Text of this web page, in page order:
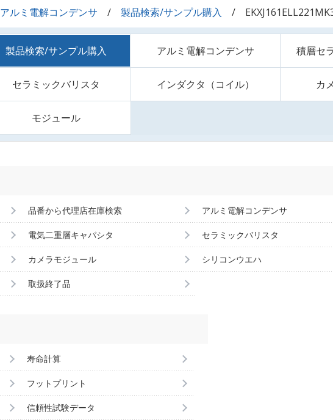
アルミ電解コンデンサ 製品検索/サンプル購入
製品検索/サンプル購入 アルミ電解コンデンサ 積層セ
セラミックバリスタ インダクタ（コイル） カ
モジュール
品番から代理店在庫検索 アルミ電解コンデンサ
電気二重層キャパシタ セラミックバリスタ
カメラモジュール シリコンウエハ
取扱終了品
寿命計算
フットプリント
信頼性試験データ